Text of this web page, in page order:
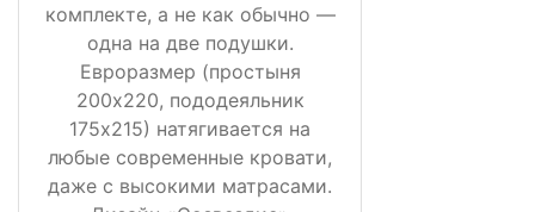
комплекте, а не как обычно —
одна на две подушки.
Евроразмер (простыня
200х220, пододеяльник
175х215) натягивается на
любые современные кровати,
даже с высокими матрасами.